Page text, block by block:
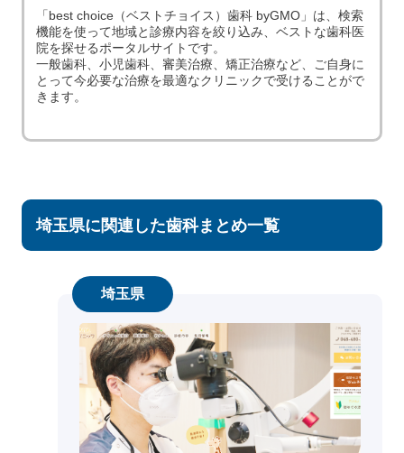
「best choice（ベストチョイス）歯科 byGMO」は、検索
機能を使って地域と診療内容を絞り込み、ベストな歯科医
院を探せるポータルサイトです。
一般歯科、小児歯科、審美治療、矯正治療など、ご自身に
とって今必要な治療を最適なクリニックで受けることがで
きます。
埼玉県に関連した歯科まとめ一覧
埼玉県